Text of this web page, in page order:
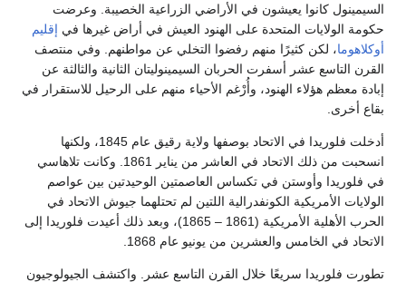
الخصيبة. وعرضت
في أراض غيرها فيإقليم
مواطنهم. وفي منتصف
الثانية والثالثة عن
على الرحيل للاستقرار في
أدخلت فلوريدا في الاتحاد بوصفها ولاية رقيق عام 1845، ولكنها
انسحبت من ذلك الاتحاد في العاشر من يناير 1861. وكانت تلاهاسي
بين عواصم
جيوش الاتحاد في
الأمريكية (1861 – 1865)، وبعد ذلك أعيدت فلوريدا إلى
واكتشف الجيولوجيون